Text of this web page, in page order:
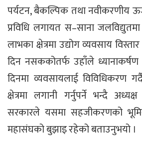
पर्यटन, बैकल्पिक तथा नवीकरणीय
प्रविधि लगायत स–साना
लाभका क्षेत्रमा उद्योग व्यवसाय
दिन नसककोतर्फ उहाँले
दिनमा व्यवसायलाई विविधिकरण
क्षेत्रमा लगानी गर्नुपर्ने भन्दै
सरकारले यसमा सहजीकरणको
महासंघको बुझाइ रहेको बताउनुभयो ।